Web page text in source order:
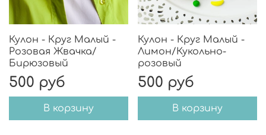
Кулон - Круг Малый -
Розовая Жвачка/
Бирюзовый
500 руб
В корзину
Кулон - Круг Малый -
Лимон/Кукольно-
розовый
500 руб
В корзину